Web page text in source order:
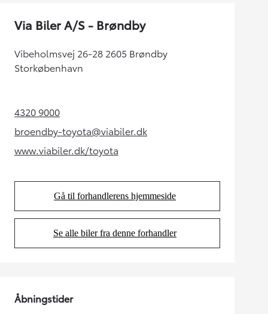
Via Biler A/S - Brøndby
Vibeholmsvej 26-28 2605 Brøndby
Storkøbenhavn
4320 9000(Opens in new tab)
broendby-toyota@viabiler.dk
(Opens in new tab)
www.viabiler.dk/toyota
(Opens in new tab)
Gå til forhandlerens hjemmeside
(Opens in new tab)
Se alle biler fra denne forhandler
(Opens in new tab)
Åbningstider